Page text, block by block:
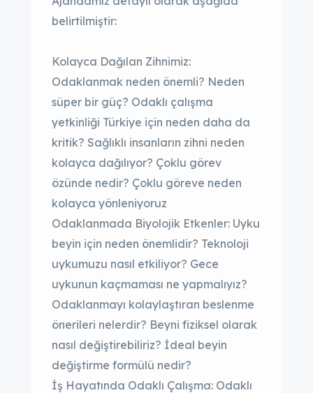
belirtilmiştir:
Kolayca Dağılan Zihnimiz:
Odaklanmak neden önemli? Neden
süper bir güç? Odaklı çalışma
yetkinliği Türkiye için neden daha da
kritik? Sağlıklı insanların zihni neden
kolayca dağılıyor? Çoklu görev
özünde nedir? Çoklu göreve neden
kolayca yönleniyoruz
Odaklanmada Biyolojik Etkenler: Uyku
beyin için neden önemlidir? Teknoloji
uykumuzu nasıl etkiliyor? Gece
uykunun kaçmaması ne yapmalıyız?
Odaklanmayı kolaylaştıran beslenme
önerileri nelerdir? Beyni fiziksel olarak
nasıl değiştirebiliriz? İdeal beyin
değiştirme formülü nedir?
İş Hayatında Odaklı Çalışma: Odaklı